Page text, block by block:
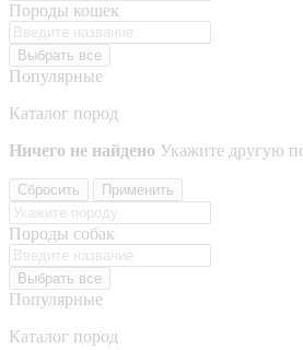
Породы кошек
Выбрать все
Популярные
Каталог пород
Ничего не найдено Укажите другую
Сбросить Применить
Породы собак
Выбрать все
Популярные
Каталог пород